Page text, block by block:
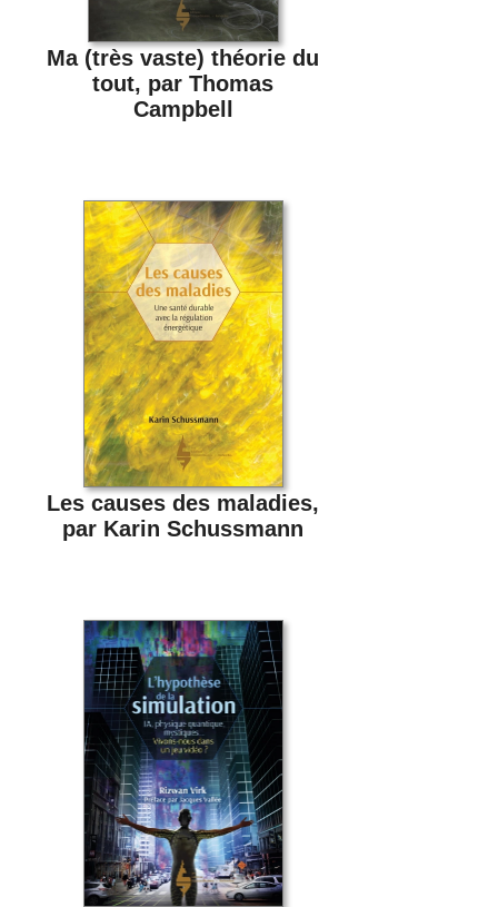
Ma (très vaste) théorie du
tout, par Thomas
Campbell
Les causes des maladies,
par Karin Schussmann